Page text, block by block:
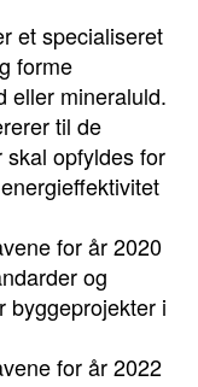
et specialiseret
forme
eller mineraluld.
til de
opfyldes for
for år 2020
og
byggeprojekter i
for år 2022